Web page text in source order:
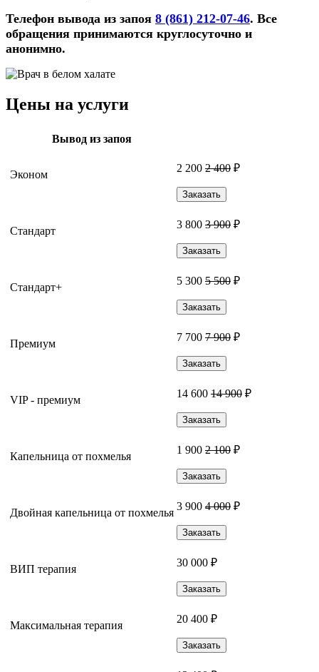
Телефон вывода из запоя 8 (861) 212-07-46. Все
обращения принимаются круглосуточно и
анонимно.
Цены на услуги
Вывод из запоя
Эконом
2 200 2 400 ₽
Заказать
Стандарт
3 800 3 900 ₽
Заказать
Стандарт+
5 300 5 500 ₽
Заказать
Премиум
7 700 7 900 ₽
Заказать
VIP - премиум
14 600 14 900 ₽
Заказать
Капельница от похмелья
1 900 2 100 ₽
Заказать
Двойная капельница от похмелья
3 900 4 000 ₽
Заказать
ВИП терапия
30 000 ₽
Заказать
Максимальная терапия
20 400 ₽
Заказать